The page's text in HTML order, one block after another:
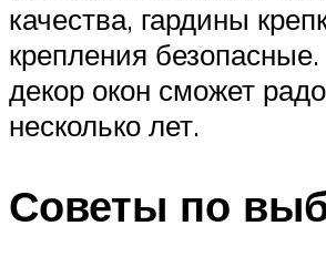
качества, гардины
крепления
декор окон сможет
несколько лет.
Советы по